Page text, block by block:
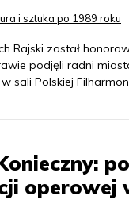
i sztuka po 1989 roku
Rajski został
podjęli radni
sali Polskiej
operowej